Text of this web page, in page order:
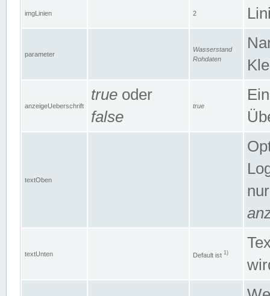
imgLinien 2
parameter
Wasserstand
Rohdaten
anzeigeUeberschrift
true oder
false
true
textOben
textUnten Default ist 1)